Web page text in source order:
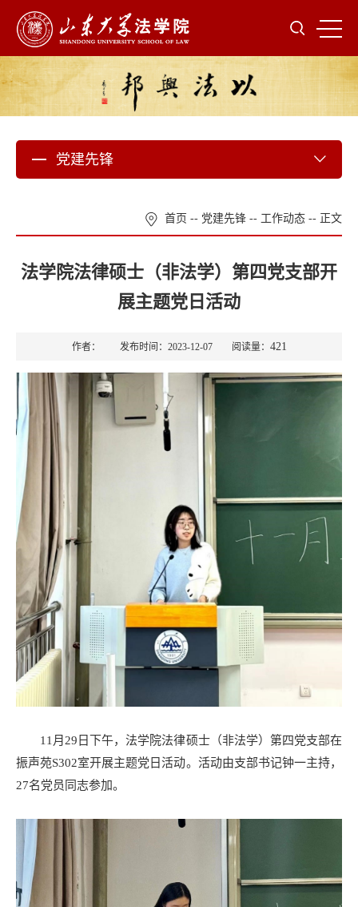
党建先锋
首页 -- 党建先锋 -- 工作动态 -- 正文
法学院法律硕士（非法学）第四党支部开
展主题党日活动
作者： 发布时间：2023-12-07 阅读量： 421
11月29日下午，法学院法律硕士（非法学）第四党支部在
振声苑S302室开展主题党日活动。活动由支部书记钟一主持，
27名党员同志参加。